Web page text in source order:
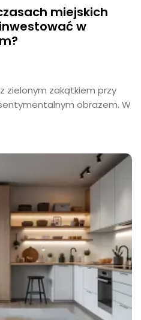
miejskich
w
zielonym zakątkiem przy
obrazem. W